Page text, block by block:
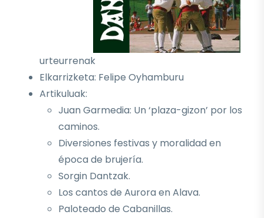
urteurrenak
Elkarrizketa: Felipe Oyhamburu
Artikuluak:
Juan Garmedia: Un ‘plaza-gizon’ por los
caminos.
Diversiones festivas y moralidad en
época de brujería.
Sorgin Dantzak.
Los cantos de Aurora en Alava.
Paloteado de Cabanillas.